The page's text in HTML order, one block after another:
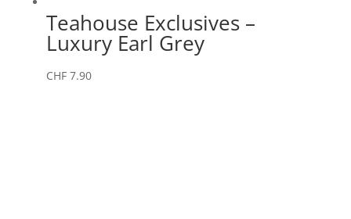
Teahouse Exclusives –
Luxury Earl Grey
CHF7.90